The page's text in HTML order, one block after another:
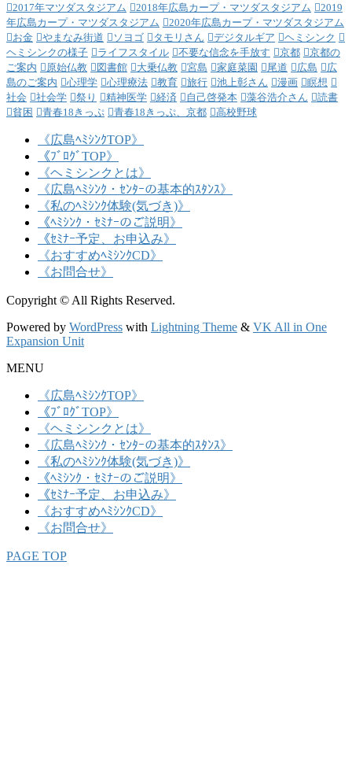
2017年マツダスタジアム 2018年広島カープ・マツダスタジアム
2019
年広島カープ・マツダスタジアム
2020年広島カープ・マツダスタジアム
お金
やまなみ街道 ソヨゴ タモリさん デジタルギア
ヘミシンク
ヘミシンクの様子
ライフスタイル 不要な信念を手放す 京都
京都の
ご案内
原始仏教 図書館 大乗仏教 宮島 家庭菜園 尾道 広島
広
島のご案内
心理学 心理療法 教育 旅行 池上彰さん 漫画
瞑想
社会
社会学 祭り 精神医学 経済 自己啓発本 藻谷浩介さん
読書
貧困
青春18きっぷ 青春18きっぷ、京都 高校野球
《広島ﾍﾐｼﾝｸTOP》
《ﾌﾞﾛｸﾞTOP》
《ヘミシンクとは》
《広島ﾍﾐｼﾝｸ・ｾﾝﾀｰの基本的ｽﾀﾝｽ》
《私のﾍﾐｼﾝｸ体験(気づき)》
《ﾍﾐｼﾝｸ・ｾﾐﾅｰのご説明》
《ｾﾐﾅｰ予定、お申込み》
《おすすめﾍﾐｼﾝｸCD》
《お問合せ》
Copyright © All Rights Reserved.
Powered by WordPress with Lightning Theme & VK All in One
Expansion Unit
MENU
《広島ﾍﾐｼﾝｸTOP》
《ﾌﾞﾛｸﾞTOP》
《ヘミシンクとは》
《広島ﾍﾐｼﾝｸ・ｾﾝﾀｰの基本的ｽﾀﾝｽ》
《私のﾍﾐｼﾝｸ体験(気づき)》
《ﾍﾐｼﾝｸ・ｾﾐﾅｰのご説明》
《ｾﾐﾅｰ予定、お申込み》
《おすすめﾍﾐｼﾝｸCD》
《お問合せ》
PAGE TOP